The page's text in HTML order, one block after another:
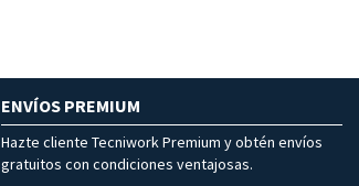
ENVÍOS PREMIUM
Hazte cliente Tecniwork Premium y obtén envíos
gratuitos con condiciones ventajosas.